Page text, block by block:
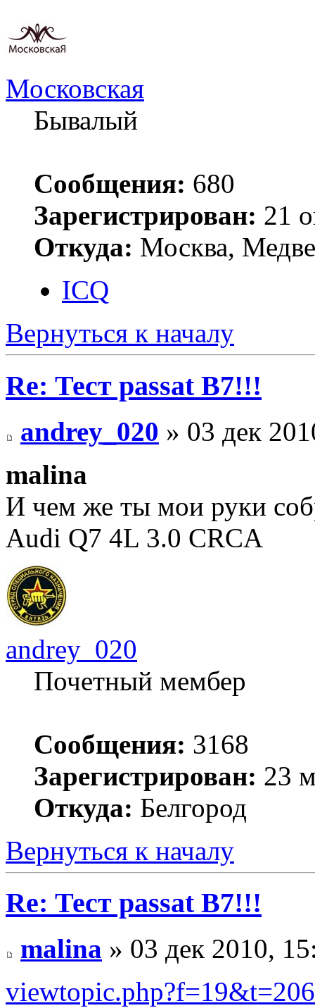
Московская
Бывалый
Сообщения: 680
Зарегистрирован: 21
Откуда: Москва,
ICQ
Вернуться к началу
Re: Тест passat B7!!!
andrey_020 » 03 дек
malina
И чем же ты мои руки
Audi Q7 4L 3.0 CRCA
andrey_020
Почетный мембер
Сообщения: 3168
Зарегистрирован: 23
Откуда: Белгород
Вернуться к началу
Re: Тест passat B7!!!
malina » 03 дек 2010,